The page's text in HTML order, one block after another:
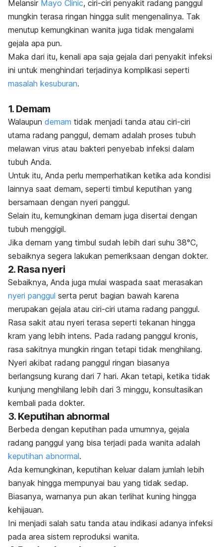
Melansir Mayo Clinic, ciri-ciri penyakit radang panggul
mungkin terasa ringan hingga sulit mengenalinya. Tak
menutup kemungkinan wanita juga tidak mengalami
gejala apa pun.
Maka dari itu, kenali apa saja gejala dari penyakit infeksi
ini untuk menghindari terjadinya komplikasi seperti
masalah kesuburan.
1. Demam
Walaupun demam tidak menjadi tanda atau ciri-ciri
utama radang panggul, demam adalah proses tubuh
melawan virus atau bakteri penyebab infeksi dalam
tubuh Anda.
Untuk itu, Anda perlu memperhatikan ketika ada kondisi
lainnya saat demam, seperti timbul keputihan yang
bersamaan dengan nyeri panggul.
Selain itu, kemungkinan demam juga disertai dengan
tubuh menggigil.
Jika demam yang timbul sudah lebih dari suhu 38°C,
sebaiknya segera lakukan pemeriksaan dengan dokter.
2. Rasa nyeri
Sebaiknya, Anda juga mulai waspada saat merasakan
nyeri panggul serta perut bagian bawah karena
merupakan gejala atau ciri-ciri utama radang panggul.
Rasa sakit atau nyeri terasa seperti tekanan hingga
kram yang lebih intens. Pada radang panggul kronis,
rasa sakitnya mungkin ringan tetapi tidak menghilang.
Nyeri akibat radang panggul ringan biasanya
berlangsung kurang dari 7 hari. Akan tetapi, ketika tidak
kunjung menghilang lebih dari 3 minggu, konsultasikan
kembali pada dokter.
3. Keputihan abnormal
Berbeda dengan keputihan pada umumnya, gejala
radang panggul yang bisa terjadi pada wanita adalah
keputihan abnormal.
Ada kemungkinan, keputihan keluar dalam jumlah lebih
banyak hingga mempunyai bau yang tidak sedap.
Biasanya, warnanya pun akan terlihat kuning hingga
kehijauan.
Ini menjadi salah satu tanda atau indikasi adanya infeksi
pada area sistem reproduksi wanita.